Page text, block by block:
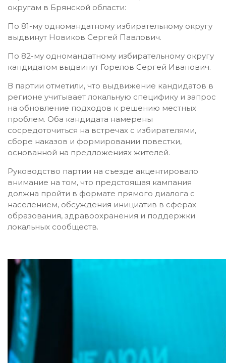
округам в Брянской области:
По 81-му одномандатному избирательному округу
выдвинут Новиков Сергей Павлович.
По 82-му одномандатному избирательному округу
кандидатом выдвинут Горелов Сергей Иванович.
В партии отметили, что выдвижение кандидатов в
регионе учитывает локальную специфику и запрос
на обновление подходов к решению местных
проблем. Оба кандидата намерены
сосредоточиться на встречах с избирателями,
сборе наказов и формировании повестки,
основанной на предложениях жителей.
Руководство партии на съезде акцентировало
внимание на том, что предстоящая кампания
должна пройти в формате прямого диалога с
населением, обсуждения инициатив в сферах
образования, здравоохранения и поддержки
локальных сообществ.